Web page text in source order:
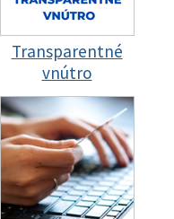
Transparentné
vnútro